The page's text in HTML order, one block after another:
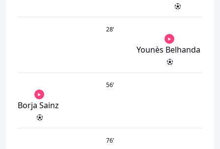
28’
Younès Belhanda
56’
Borja Sainz
76’